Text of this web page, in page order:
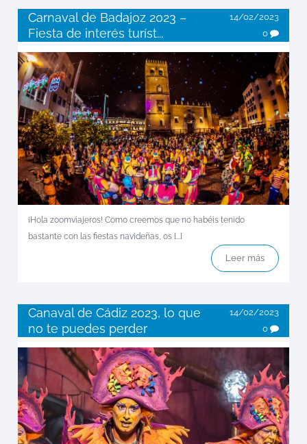
Carnaval de Badajoz 2023 –
Fiesta de interés turíst...
14/02/2023
0
¡Hola zoomviajeros! Como creemos que no habéis tenido
bastante con las fiestas navideñas, os [...]
Leer más
Canaval de Cádiz 2023, lo que
no te puedes perder
14/02/2023
0